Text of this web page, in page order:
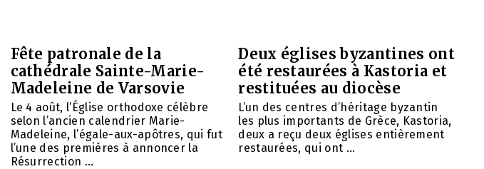
Fête patronale de la
cathédrale Sainte-Marie-
Madeleine de Varsovie
Le 4 août, l’Église orthodoxe célèbre
selon l’ancien calendrier Marie-
Madeleine, l’égale-aux-apôtres, qui fut
l’une des premières à annoncer la
Résurrection ...
Deux églises byzantines ont
été restaurées à Kastoria et
restituées au diocèse
L’un des centres d’héritage byzantin
les plus importants de Grèce, Kastoria,
deux a reçu deux églises entièrement
restaurées, qui ont ...